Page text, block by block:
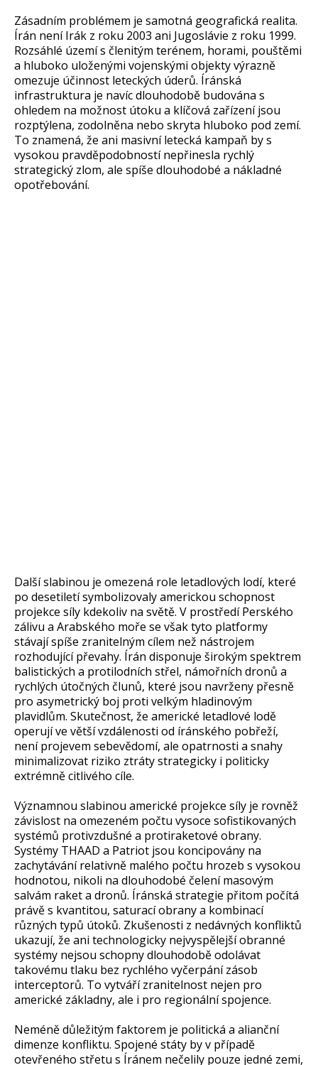
Zásadním problémem je samotná geografická realita.
Írán není Irák z roku 2003 ani Jugoslávie z roku 1999.
Rozsáhlé území s členitým terénem, horami, pouštěmi
a hluboko uloženými vojenskými objekty výrazně
omezuje účinnost leteckých úderů. Íránská
infrastruktura je navíc dlouhodobě budována s
ohledem na možnost útoku a klíčová zařízení jsou
rozptýlena, zodolněna nebo skryta hluboko pod zemí.
To znamená, že ani masivní letecká kampaň by s
vysokou pravděpodobností nepřinesla rychlý
strategický zlom, ale spíše dlouhodobé a nákladné
opotřebování.
Další slabinou je omezená role letadlových lodí, které
po desetiletí symbolizovaly americkou schopnost
projekce síly kdekoliv na světě. V prostředí Perského
zálivu a Arabského moře se však tyto platformy
stávají spíše zranitelným cílem než nástrojem
rozhodující převahy. Írán disponuje širokým spektrem
balistických a protilodních střel, námořních dronů a
rychlých útočných člunů, které jsou navrženy přesně
pro asymetrický boj proti velkým hladinovým
plavidlům. Skutečnost, že americké letadlové lodě
operují ve větší vzdálenosti od íránského pobřeží,
není projevem sebevědomí, ale opatrnosti a snahy
minimalizovat riziko ztráty strategicky i politicky
extrémně citlivého cíle.
Významnou slabinou americké projekce síly je rovněž
závislost na omezeném počtu vysoce sofistikovaných
systémů protivzdušné a protiraketové obrany.
Systémy THAAD a Patriot jsou koncipovány na
zachytávání relativně malého počtu hrozeb s vysokou
hodnotou, nikoli na dlouhodobé čelení masovým
salvám raket a dronů. Íránská strategie přitom počítá
právě s kvantitou, saturací obrany a kombinací
různých typů útoků. Zkušenosti z nedávných konfliktů
ukazují, že ani technologicky nejvyspělejší obranné
systémy nejsou schopny dlouhodobě odolávat
takovému tlaku bez rychlého vyčerpání zásob
interceptorů. To vytváří zranitelnost nejen pro
americké základny, ale i pro regionální spojence.
Neméně důležitým faktorem je politická a alianční
dimenze konfliktu. Spojené státy by v případě
otevřeného střetu s Íránem nečelily pouze jedné zemi,